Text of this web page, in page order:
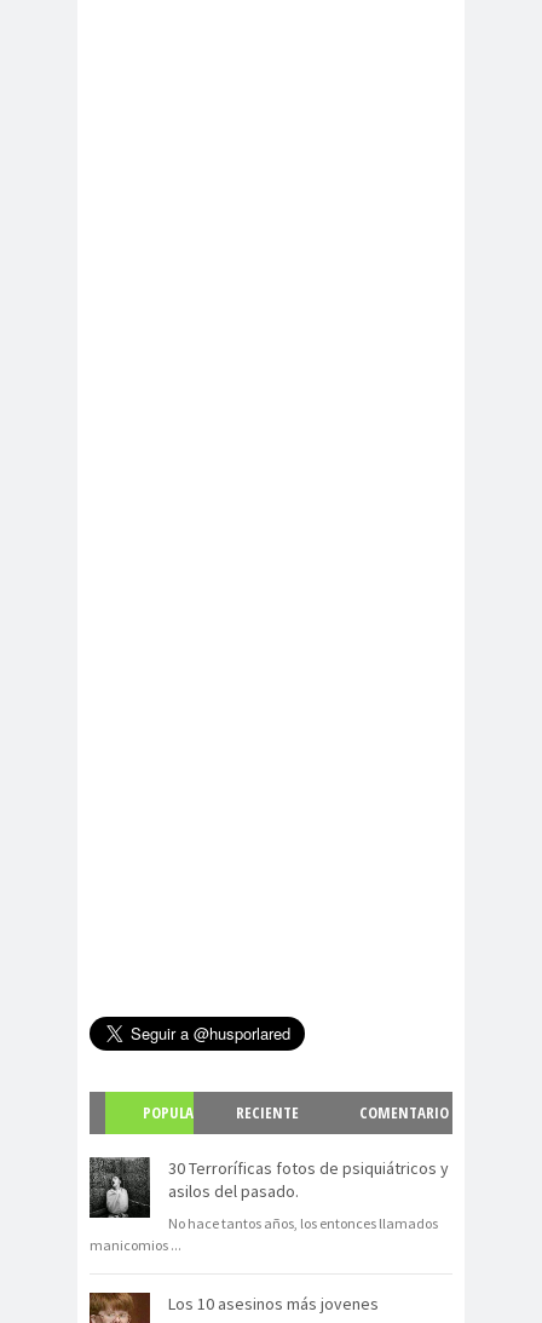
POPULA
R
RECIENTE
COMENTARIO
30 Terroríficas fotos de psiquiátricos y
asilos del pasado.
No hace tantos años, los entonces llamados
manicomios ...
Los 10 asesinos más jovenes